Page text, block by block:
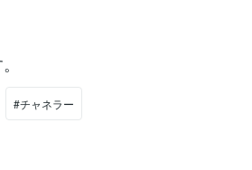
#チャネラー